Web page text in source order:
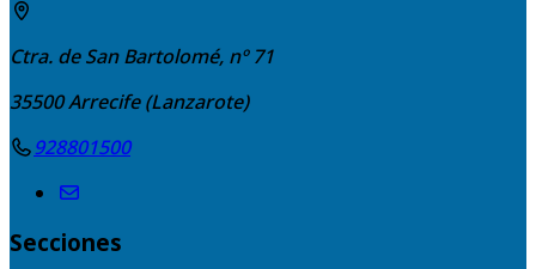
Ctra. de San Bartolomé, nº 71
35500Arrecife (Lanzarote)
928801500
Secciones